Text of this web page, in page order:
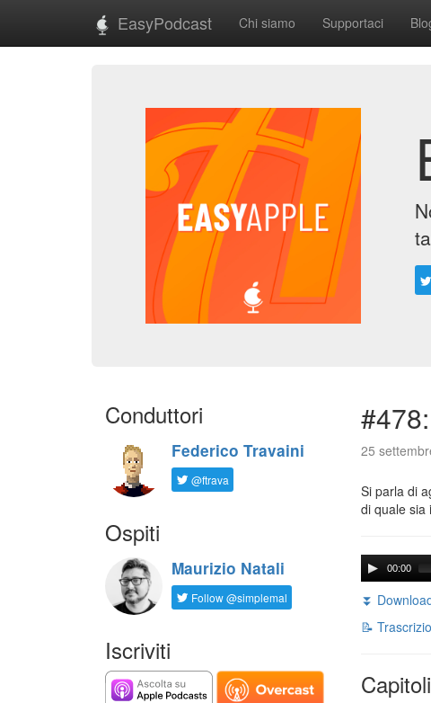
EasyPodcast Chi siamo Supportaci
Conduttori
Federico Travaini
@ftrava
Ospiti
Maurizio Natali
Follow @simplemal
Iscriviti
25
Si parla di
di quale sia
00:00
⏬
📝
Capitoli